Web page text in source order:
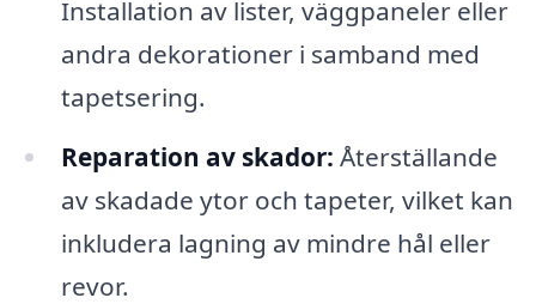
Installation av lister, väggpaneler eller
andra dekorationer i samband med
tapetsering.
Reparation av skador: Återställande
av skadade ytor och tapeter, vilket kan
inkludera lagning av mindre hål eller
revor.